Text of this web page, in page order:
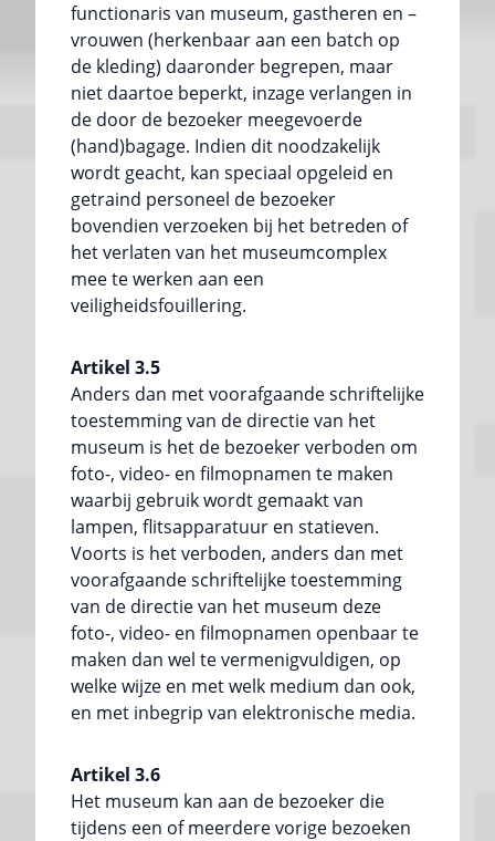
functionaris van museum, gastheren en –
vrouwen (herkenbaar aan een batch op
de kleding) daaronder begrepen, maar
niet daartoe beperkt, inzage verlangen in
de door de bezoeker meegevoerde
(hand)bagage. Indien dit noodzakelijk
wordt geacht, kan speciaal opgeleid en
getraind personeel de bezoeker
bovendien verzoeken bij het betreden of
het verlaten van het museumcomplex
mee te werken aan een
veiligheidsfouillering.
Artikel 3.5
Anders dan met voorafgaande schriftelijke
toestemming van de directie van het
museum is het de bezoeker verboden om
foto-, video- en filmopnamen te maken
waarbij gebruik wordt gemaakt van
lampen, flitsapparatuur en statieven.
Voorts is het verboden, anders dan met
voorafgaande schriftelijke toestemming
van de directie van het museum deze
foto-, video- en filmopnamen openbaar te
maken dan wel te vermenigvuldigen, op
welke wijze en met welk medium dan ook,
en met inbegrip van elektronische media.
Artikel 3.6
Het museum kan aan de bezoeker die
tijdens een of meerdere vorige bezoeken